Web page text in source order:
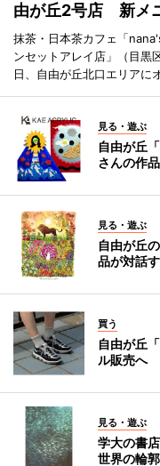
由が丘2号店 新メ
抹茶・日本茶カフェ「
ンセットアレイ店」（目黒
日、自由が丘北口エリアに
見る・遊ぶ
自由が丘
さんの作
見る・遊ぶ
自由が丘
品が対話
買う
自由が丘
ル販売へ
見る・遊ぶ
学大の書
世界の輪